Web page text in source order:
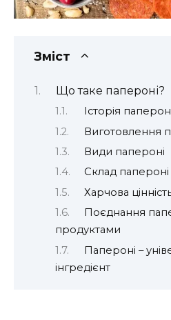
Зміст
Що таке папероні?
Історія
Виготовлення
Види папероні
Склад папероні
Харчова
Поєднання
продуктами
Папероні –
інгредієнт